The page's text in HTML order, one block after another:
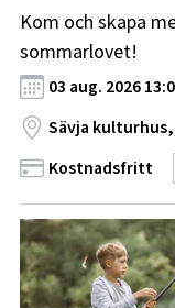
Kom och skapa
sommarlovet!
03 aug. 2026
Sävja
Kostnadsfritt